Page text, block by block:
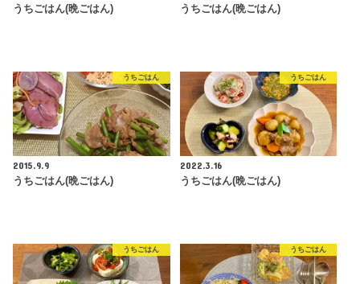
うちごはん(晩ごはん)
うちごはん(晩ごはん)
うちごはん
2015.9.9
うちごはん(晩ごはん)
うちごはん
2022.3.16
うちごはん(晩ごはん)
うちごはん うちごはん